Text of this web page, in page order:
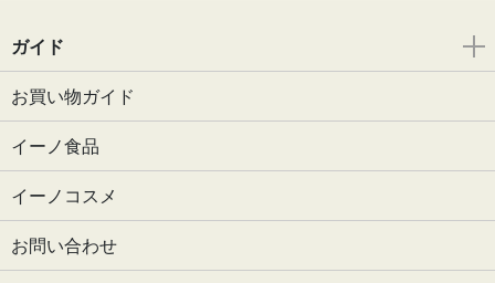
ガイド
お買い物ガイド
イーノ食品
イーノコスメ
お問い合わせ